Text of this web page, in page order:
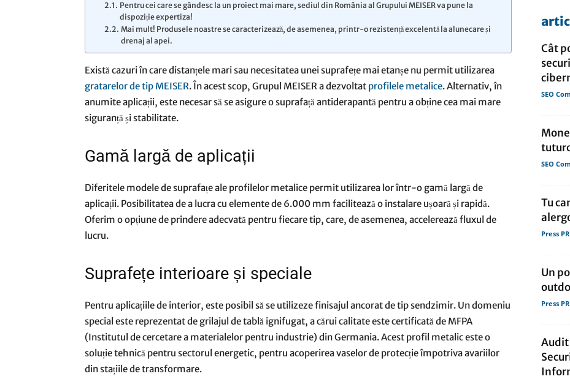
de
presa
Pentru cei care se gândesc la un proiect mai mare, sediul din România al Grupului MEISER va pune la
dispoziție expertiza!
Mai mult! Produsele noastre se caracterizează, de asemenea, printr-o rezistență excelentă la alunecare și
drenaj al apei.
Există cazuri în care distanțele mari sau necesitatea unei suprafețe mai etanșe nu permit utilizarea
gratarelor de tip MEISER. În acest scop, Grupul MEISER a dezvoltat profilele metalice. Alternativ, în
anumite aplicații, este necesar să se asigure o suprafață antiderapantă pentru a obține cea mai mare
siguranță și stabilitate.
Gamă largă de aplicații
Diferitele modele de suprafațe ale profilelor metalice permit utilizarea lor într-o gamă largă de
aplicații. Posibilitatea de a lucra cu elemente de 6.000 mm facilitează o instalare ușoară și rapidă.
Oferim o opțiune de prindere adecvată pentru fiecare tip, care, de asemenea, accelerează fluxul de
lucru.
Suprafețe interioare și speciale
Pentru aplicațiile de interior, este posibil să se utilizeze finisajul ancorat de tip sendzimir. Un domeniu
special este reprezentat de grilajul de tablă ignifugat, a cărui calitate este certificată de MFPA
(Institutul de cercetare a materialelor pentru industrie) din Germania. Acest profil metalic este o
soluție tehnică pentru sectorul energetic, pentru acoperirea vaselor de protecție împotriva avariilor
din stațiile de transformare.
Cât
SEO
SEO
Tu
Press PR
Un
Press PR
Audit